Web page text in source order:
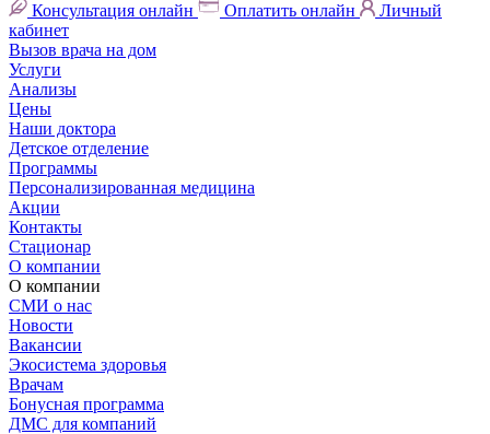
Консультация онлайн Оплатить онлайн
Личный
кабинет
Вызов врача на дом
Услуги
Анализы
Цены
Наши доктора
Детское отделение
Программы
Персонализированная медицина
Акции
Контакты
Стационар
О компании
О компании
СМИ о нас
Новости
Вакансии
Экосистема здоровья
Врачам
Бонусная программа
ДМС для компаний